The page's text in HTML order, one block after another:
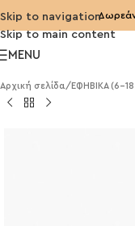
Skip to navigation
Skip to main content
MENU
Αρχική σελίδα/ ΕΦΗΒΙΚΑ (6-